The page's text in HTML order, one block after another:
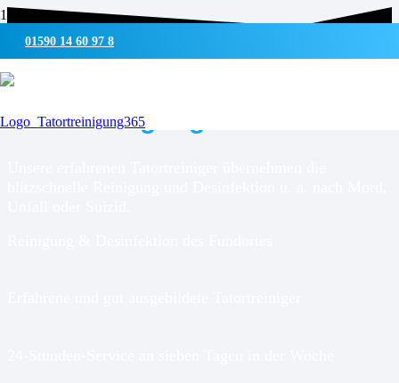
01590 14 60 97 8
UMWELTSCHONENDE REINIGUNG & DESINFEKTION
Tatortreinigung für